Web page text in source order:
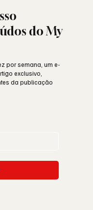
do My
por semana, um e-
exclusivo,
da publicação